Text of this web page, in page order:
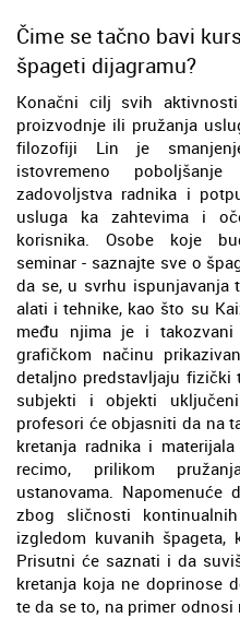
Čime se tačno bavi
špageti dijagramu?
Konačni cilj svih
proizvodnje ili pružanja
filozofiji Lin je
istovremeno
zadovoljstva radnika i
usluga ka zahtevima i
korisnika. Osobe koje
seminar - saznajte sve o
da se, u svrhu ispunjavanja
alati i tehnike, kao što su
među njima je i
grafičkom načinu
detaljno predstavljaju fizički
subjekti i objekti
profesori će objasniti da na
kretanja radnika i
recimo, prilikom
ustanovama.
zbog sličnosti
izgledom kuvanih špageta,
Prisutni će saznati i da
kretanja koja ne doprinose
te da se to, na primer